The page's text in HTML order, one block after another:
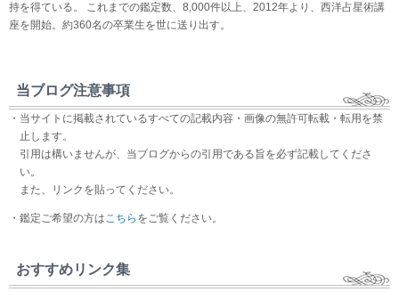
持を得ている。 これまでの鑑定数、8,000件以上、2012年より、西洋占星術講
座を開始。約360名の卒業生を世に送り出す。
当ブログ注意事項
・当サイトに掲載されているすべての記載内容・画像の無許可転載・転用を禁
止します。
引用は構いませんが、当ブログからの引用である旨を必ず記載してくださ
い。
また、リンクを貼ってください。
・鑑定ご希望の方はこちら をご覧ください。
おすすめリンク集